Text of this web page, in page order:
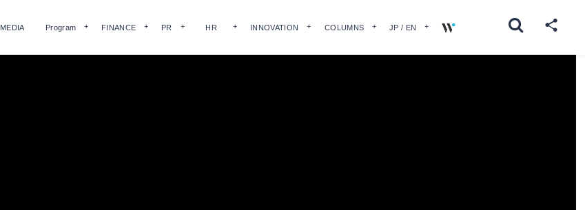
MEDIA Program FINANCE PR HR INNOVATION COLUMNS JP / EN